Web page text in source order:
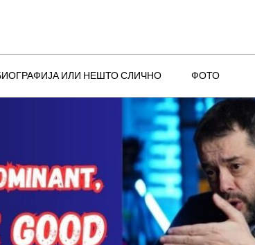
ИЛИ НЕШТО СЛИЧНО ФОТО